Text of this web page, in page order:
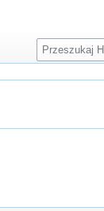
Szukaj